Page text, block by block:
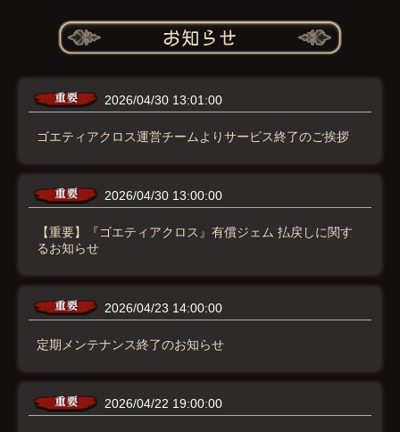
2026/04/30 13:01:00
ゴエティアクロス運営チームよりサービス終了のご挨拶
2026/04/30 13:00:00
【重要】『ゴエティアクロス』有償ジェム 払戻しに関す
るお知らせ
2026/04/23 14:00:00
定期メンテナンス終了のお知らせ
2026/04/22 19:00:00